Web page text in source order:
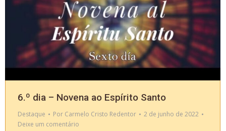
6.º dia – Novena ao Espírito Santo
Destaque Por Carmelo Cristo Redentor
2 de junho de 2022
Deixe um comentário